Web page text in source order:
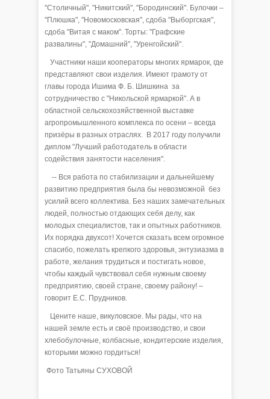
"Столичный", "Никитский", "Бородинский". Булочки –
"Плюшка", "Новомосковская", сдоба "Выборгская",
сдоба "Витая с маком". Торты: "Графские
развалины", "Домашний", "Уренгойский".
Участники наши кооператоры многих ярмарок, где
представляют свои изделия. Имеют грамоту от
главы города Ишима Ф. Б. Шишкина за
сотрудничество с "Никольской ярмаркой". А в
областной сельскохозяйственной выставке
агропромышленного комплекса по осени – всегда
призёры в разных отраслях. В 2017 году получили
диплом "Лучший работодатель в области
содействия занятости населения".
-- Вся работа по стабилизации и дальнейшему
развитию предприятия была бы невозможной без
усилий всего коллектива. Без наших замечательных
людей, полностью отдающих себя делу, как
молодых специалистов, так и опытных работников.
Их порядка двухсот! Хочется сказать всем огромное
спасибо, пожелать крепкого здоровья, энтузиазма в
работе, желания трудиться и постигать новое,
чтобы каждый чувствовал себя нужным своему
предприятию, своей стране, своему району! –
говорит Е.С. Прудников.
Цените наше, викуловское. Мы рады, что на
нашей земле есть и своё производство, и свои
хлебобулочные, колбасные, кондитерские изделия,
которыми можно гордиться!
Фото Татьяны СУХОВОЙ